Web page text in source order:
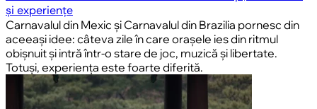
și experiențe
Carnavalul din Mexic și Carnavalul din Brazilia pornesc din
aceeași idee: câteva zile în care orașele ies din ritmul
obișnuit și intră într-o stare de joc, muzică și libertate.
Totuși, experiența este foarte diferită.